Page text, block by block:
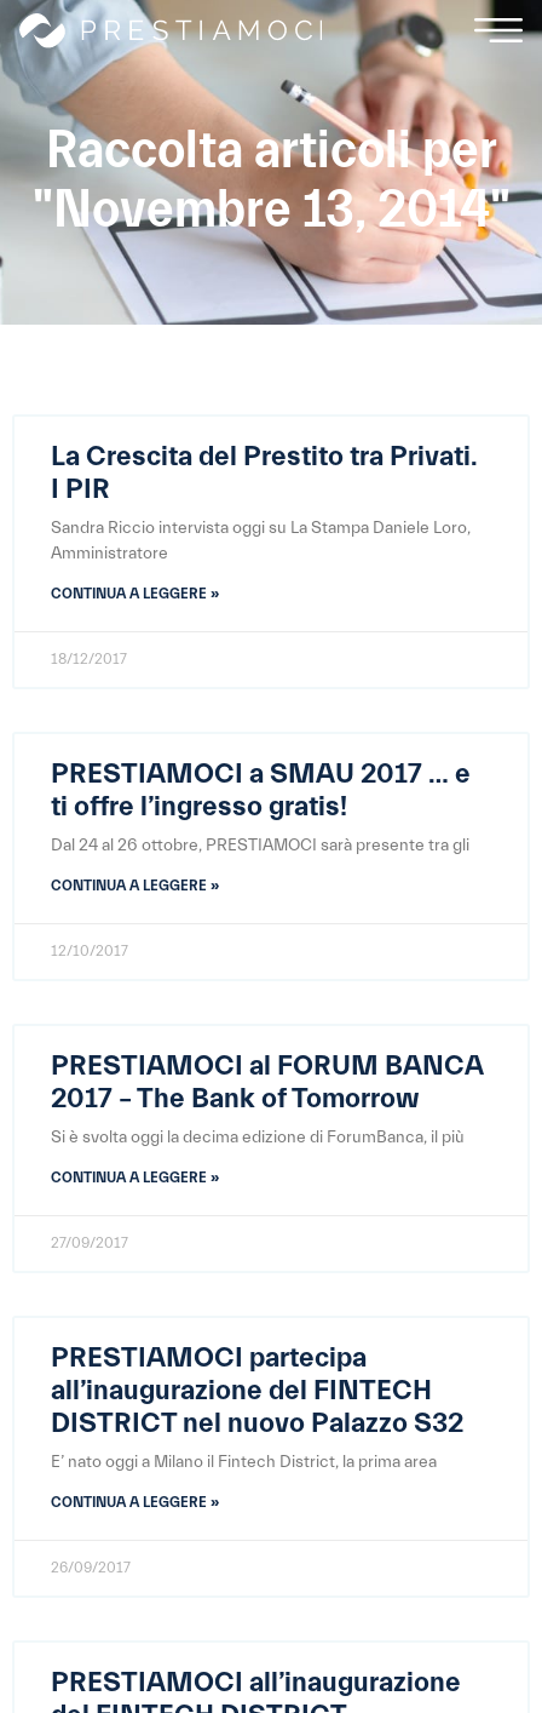
Raccolta articoli per
"Novembre 13, 2014"
La Crescita del Prestito tra Privati.
I PIR
Sandra Riccio intervista oggi su La Stampa Daniele Loro,
Amministratore
CONTINUA A LEGGERE »
18/12/2017
PRESTIAMOCI a SMAU 2017 … e
ti offre l’ingresso gratis!
Dal 24 al 26 ottobre, PRESTIAMOCI sarà presente tra gli
CONTINUA A LEGGERE »
12/10/2017
PRESTIAMOCI al FORUM BANCA
2017 – The Bank of Tomorrow
Si è svolta oggi la decima edizione di ForumBanca, il più
CONTINUA A LEGGERE »
27/09/2017
PRESTIAMOCI partecipa
all’inaugurazione del FINTECH
DISTRICT nel nuovo Palazzo S32
E’ nato oggi a Milano il Fintech District, la prima area
CONTINUA A LEGGERE »
26/09/2017
PRESTIAMOCI all’inaugurazione